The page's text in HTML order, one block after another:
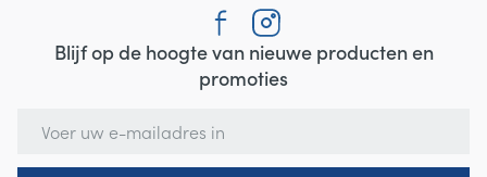
Blijf op de hoogte van nieuwe producten en
promoties